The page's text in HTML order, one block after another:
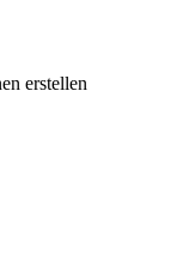
erstellen